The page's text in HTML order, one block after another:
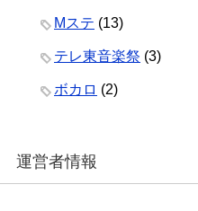
Mステ (13)
テレ東音楽祭 (3)
ボカロ (2)
運営者情報